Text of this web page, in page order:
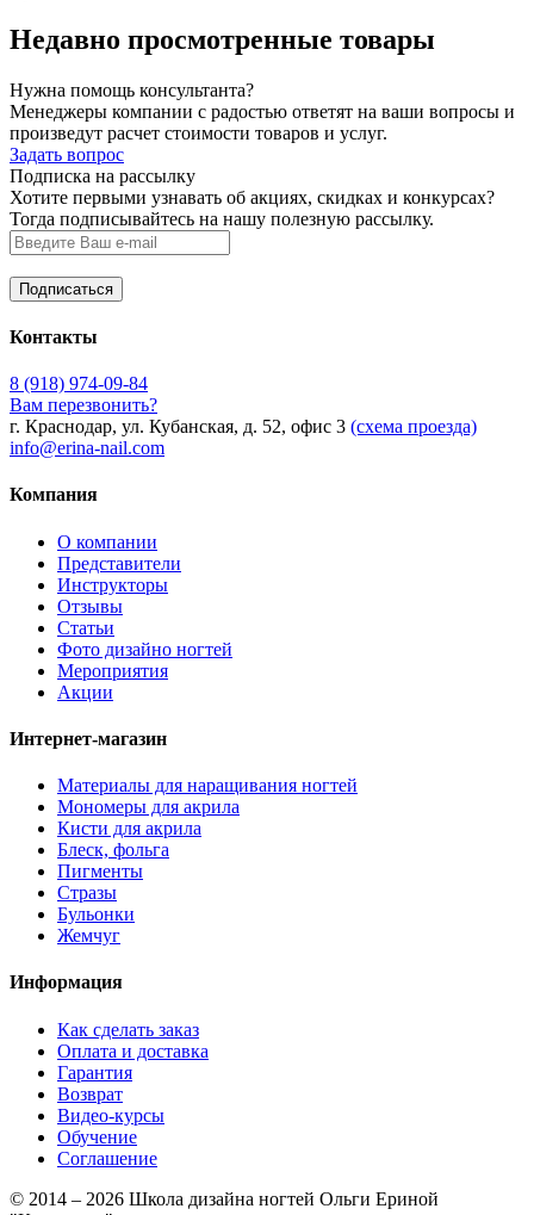
Недавно просмотренные товары
Нужна помощь консультанта?
Менеджеры компании с радостью ответят на ваши вопросы и
произведут расчет стоимости товаров и услуг.
Задать вопрос
Подписка на рассылку
Хотите первыми узнавать об акциях, скидках и конкурсах?
Тогда подписывайтесь на нашу полезную рассылку.
Контакты
8 (918) 974-09-84
Вам перезвонить?
г. Краснодар, ул. Кубанская, д. 52, офис 3 (схема проезда)
info@erina-nail.com
Компания
О компании
Представители
Инструкторы
Отзывы
Статьи
Фото дизайно ногтей
Мероприятия
Акции
Интернет-магазин
Материалы для наращивания ногтей
Мономеры для акрила
Кисти для акрила
Блеск, фольга
Пигменты
Стразы
Бульонки
Жемчуг
Информация
Как сделать заказ
Оплата и доставка
Гарантия
Возврат
Видео-курсы
Обучение
Соглашение
© 2014 – 2026 Школа дизайна ногтей Ольги Ериной